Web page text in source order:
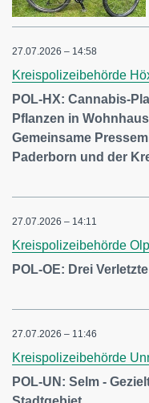
27.07.2026 – 14:58
Kreispolizeibehörde
POL-HX: Cannabis-
Pflanzen in
Gemeinsame
Paderborn und der
27.07.2026 – 14:11
Kreispolizeibehörde
POL-OE: Drei
27.07.2026 – 11:46
Kreispolizeibehörde
POL-UN: Selm -